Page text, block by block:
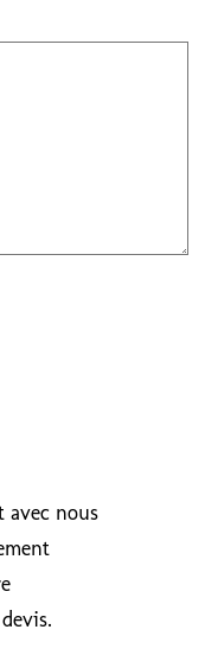
avec nous